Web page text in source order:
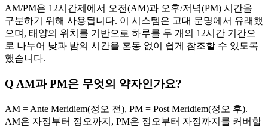
AM/PM은 12시간제에서 오전(AM)과 오후/저녁(PM) 시간을
구분하기 위해 사용됩니다. 이 시스템은 고대 문명에서 유래했
으며, 태양의 위치를 기반으로 하루를 두 개의 12시간 기간으
로 나누어 낮과 밤의 시간을 혼동 없이 쉽게 참조할 수 있도록
했습니다.
Q AM과 PM은 무엇의 약자인가요?
AM = Ante Meridiem(정오 전), PM = Post Meridiem(정오 후).
AM은 자정부터 정오까지, PM은 정오부터 자정까지를 커버합